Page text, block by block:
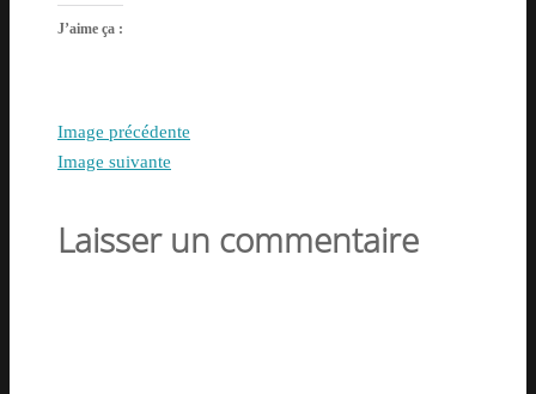
J’aime ça :
Image précédente
Image suivante
Laisser un commentaire